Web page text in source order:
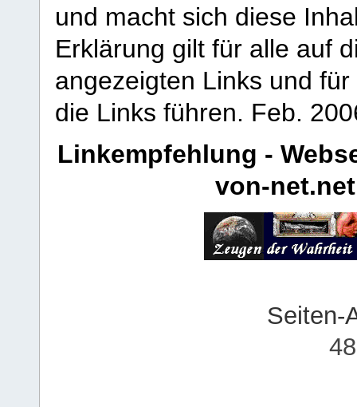
und macht sich diese
Erklärung gilt für alle auf
angezeigten Links und
die Links führen. Feb.
Linkempfehlung -
von-net.net
Seiten-